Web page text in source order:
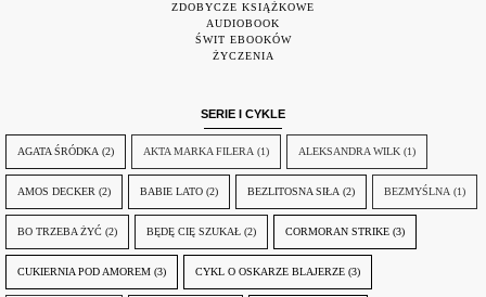
ZDOBYCZE KSIĄŻKOWE
AUDIOBOOK
ŚWIT EBOOKÓW
ŻYCZENIA
SERIE I CYKLE
AGATA ŚRÓDKA (2) AKTA MARKA FILERA (1) ALEKSANDRA WILK (1)
AMOS DECKER (2) BABIE LATO (2) BEZLITOSNA SIŁA (2) BEZMYŚLNA (1)
BO TRZEBA ŻYĆ (2) BĘDĘ CIĘ SZUKAŁ (2) CORMORAN STRIKE (3)
CUKIERNIA POD AMOREM (3) CYKL O OSKARZE BLAJERZE (3)